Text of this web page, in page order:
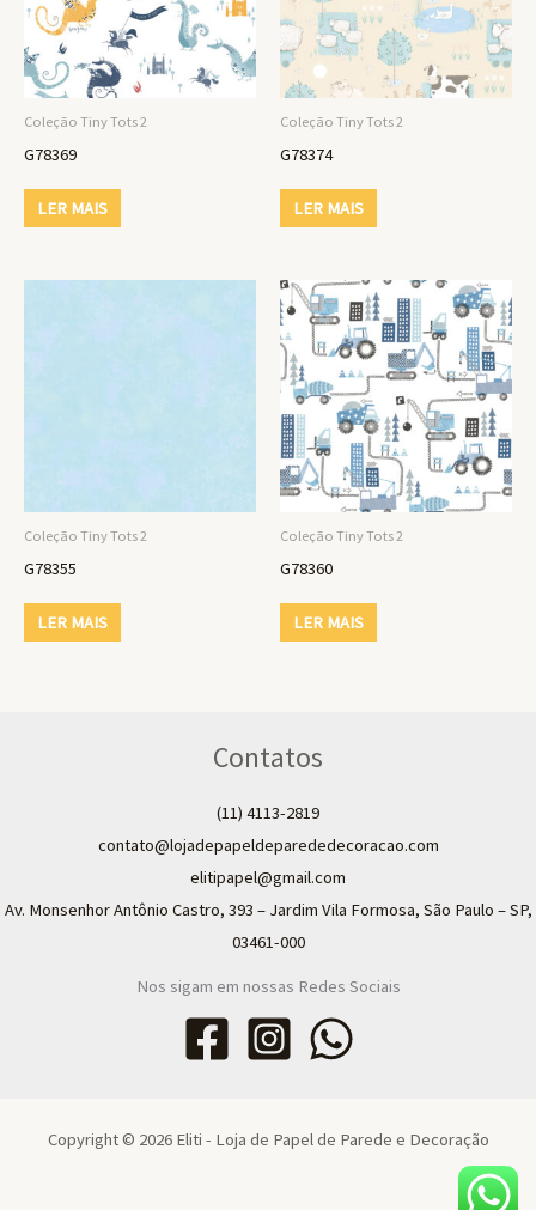
Coleção Tiny Tots 2
G78369
LER MAIS
Coleção Tiny Tots 2
G78374
LER MAIS
Coleção Tiny Tots 2
G78355
LER MAIS
Coleção Tiny Tots 2
G78360
LER MAIS
Contatos
(11) 4113-2819
contato@lojadepapeldeparededecoracao.com
elitipapel@gmail.com​
Av. Monsenhor Antônio Castro, 393 – Jardim Vila Formosa, São Paulo – SP,
03461-000
Nos sigam em nossas Redes Sociais
Copyright © 2026 Eliti - Loja de Papel de Parede e Decoração